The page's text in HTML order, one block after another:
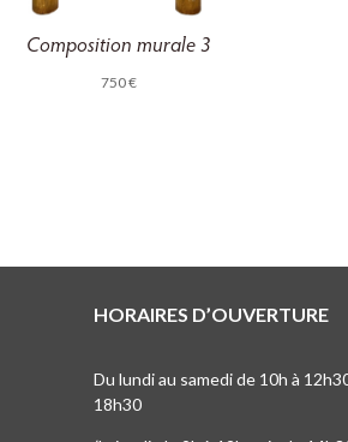
Composition murale 3
750€
HORAIRES D’OUVERTURE
Du lundi au samedi de 10h à
18h30